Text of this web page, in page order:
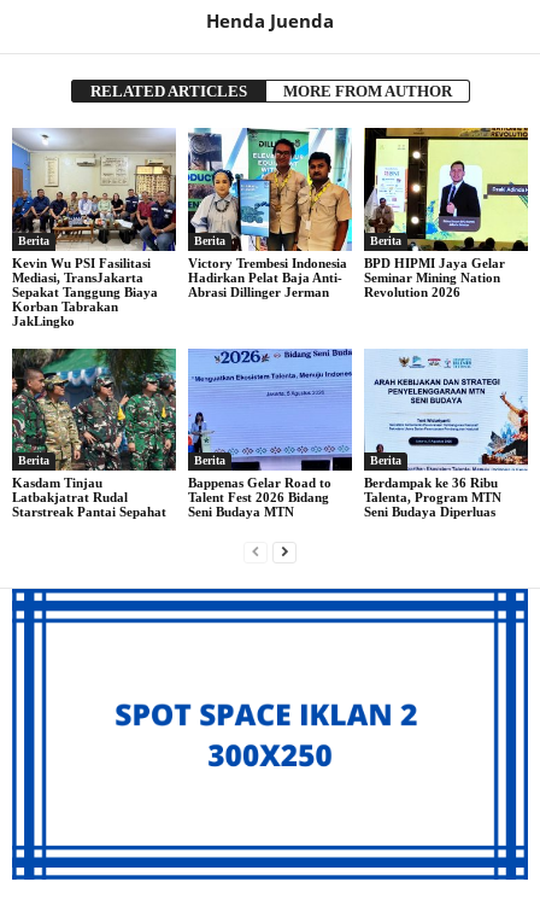
Henda Juenda
RELATED ARTICLES MORE FROM AUTHOR
Berita
Kevin Wu PSI Fasilitasi
Mediasi, TransJakarta
Sepakat Tanggung Biaya
Korban Tabrakan
JakLingko
Berita
Victory Trembesi Indonesia
Hadirkan Pelat Baja Anti-
Abrasi Dillinger Jerman
Berita
BPD HIPMI Jaya Gelar
Seminar Mining Nation
Revolution 2026
Berita
Kasdam Tinjau
Latbakjatrat Rudal
Starstreak Pantai Sepahat
Berita
Bappenas Gelar Road to
Talent Fest 2026 Bidang
Seni Budaya MTN
Berita
Berdampak ke 36 Ribu
Talenta, Program MTN
Seni Budaya Diperluas